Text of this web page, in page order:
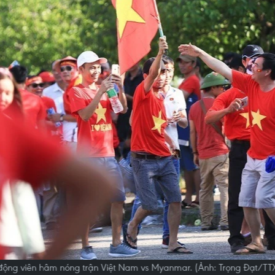
viên hâm nóng trận Việt Nam vs Myanmar. (Ảnh: Trọng Đạt/